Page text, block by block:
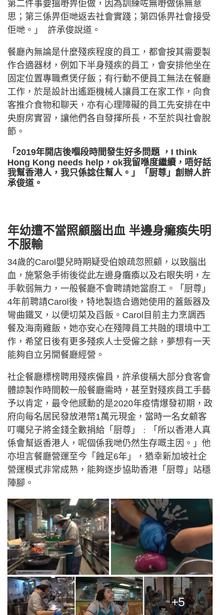
第二件事要搵嘢畀佢做，因為訓練咗無嘢做係無意
思；第三係畀佢哋返去社會實踐；第四係畀社會接受
佢哋。」 許承俊說道。
餐廳內無論是什麼殘疾程度的員工，都會按其需要製
作合適器材，例如下半身殘疾的員工，會安排他坐在
固定位置專職煮煲仔飯；有行動不便員工無法在餐廳
工作，於是設計出遙距機械人讓員工在家工作，向食
客推介食物和聊天，亦有心理障礙的員工先安排在中
央廚房實習，讓他們各自發揮所長，不至於與社會脫
節。
「2019年開店後嗰段時間發生好多問題 ，I think
Hong Kong needs help，ok我留喺度繼續，唔好話
我幫香港人，我只係諗住幫人。」「厨尊」創辦人許
承俊道。
年幼遭不當照顧腦出血 半邊身癱瘓失明
不服輸
34歲的Carol嬰兒時期疑受伯娘疏忽照顧，以致腦出
血，施緊急手術後從此左邊身癱瘓以及右眼失明，左
手軟弱無力，一般餐廳不會聘請她當廚工。「厨尊」
4年前聘請Carol後，特地製造合適她使用的蓋飯器及
彎曲鐵叉，以便切菜及舀飯。Carol目前主力烹調西
餐及海南雞飯，她亦安心在殘障員工共融的環境中工
作，希望日後有更多殘疾人士受僱之餘，夢想有一天
能夠自立另開餐廳經營。
社企餐廳標榜聘用殘疾僱員，許承俊稱大部分食客會
體諒製作時間較一般餐廳需時，甚至對殘疾員工手藝
予以肯定，最令他感動的是2020年疫情爆發初期，政
府向每名居民發放港幣1萬元現金，當時一名女顧客
叮囑兒子將金錢全數捐給「厨尊」﹕「所以香港人真
係會幫返香港人，呢個係我哋仍然生存嘅主因。」他
亦坦言餐廳營運至今「蝕足6年」，猶幸新加坡社企
營運模式非常成熟，能夠逐步協助香港「厨尊」站穩
陣腳。
+5